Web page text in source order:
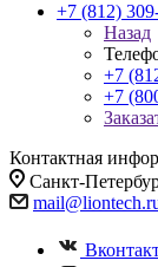
+7 (812)
Назад
+7
+7
Контактная
Санкт-